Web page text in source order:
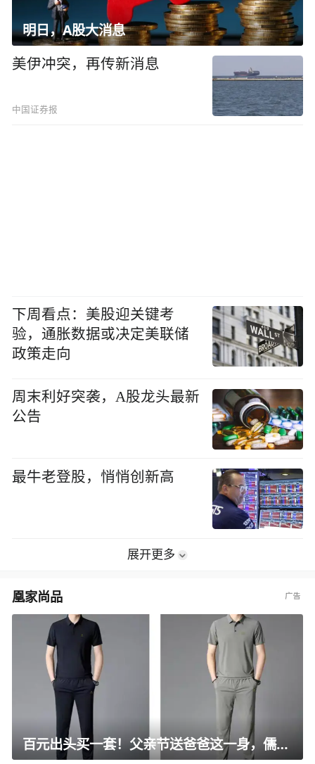
明日，A股大消息
美伊冲突，再传新消息
中国证券报
下周看点：美股迎关键考
验，通胀数据或决定美联储
政策走向
周末利好突袭，A股龙头最新
公告
最牛老登股，悄悄创新高
展开更多
凰家尚品
百元出头买一套！父亲节送爸爸这一身，儒雅有型还凉爽